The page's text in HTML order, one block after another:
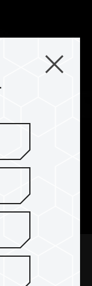
採用 73% 的金
量化與高質感